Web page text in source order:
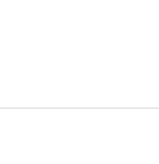
de
conseille